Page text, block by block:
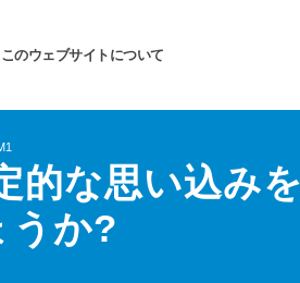
このウェブサイトについて
的な思い込み
うか?